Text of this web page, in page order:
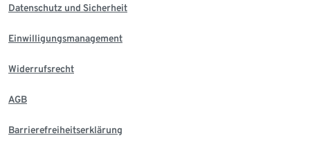
Datenschutz und Sicherheit
Einwilligungsmanagement
Widerrufsrecht
AGB
Barrierefreiheitserklärung